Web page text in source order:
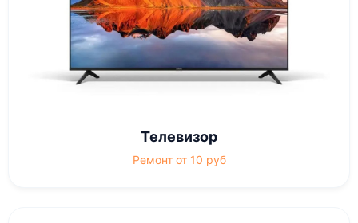
Телевизор
Ремонт от 10 руб